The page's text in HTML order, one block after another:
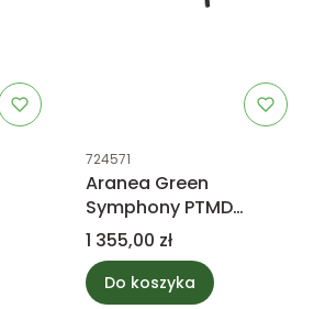
Kod produktu
724571
Aranea Green
Symphony PTMD
Collection
Cena
1 355,00 zł
Do koszyka